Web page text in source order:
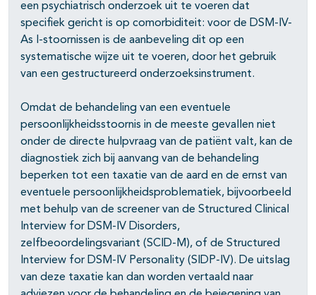
een psychiatrisch onderzoek uit te voeren dat
specifiek gericht is op comorbiditeit: voor de DSM-IV-
As I-stoornissen is de aanbeveling dit op een
systematische wijze uit te voeren, door het gebruik
van een gestructureerd onder­zoeksinstrument.
Omdat de behandeling van een eventuele
persoonlijkheidsstoornis in de meeste gevallen niet
onder de directe hulpvraag van de patiënt valt, kan de
diagnostiek zich bij aanvang van de behandeling
beperken tot een taxatie van de aard en de ernst van
eventuele persoonlijkheidsproblematiek, bijvoorbeeld
met behulp van de screener van de Structured Clinical
Interview for DSM-IV Disorders,
zelfbeoordelingsvariant (SCID-M), of de Structured
Interview for DSM-IV Personality (SIDP-IV). De uitslag
van deze taxatie kan dan worden vertaald naar